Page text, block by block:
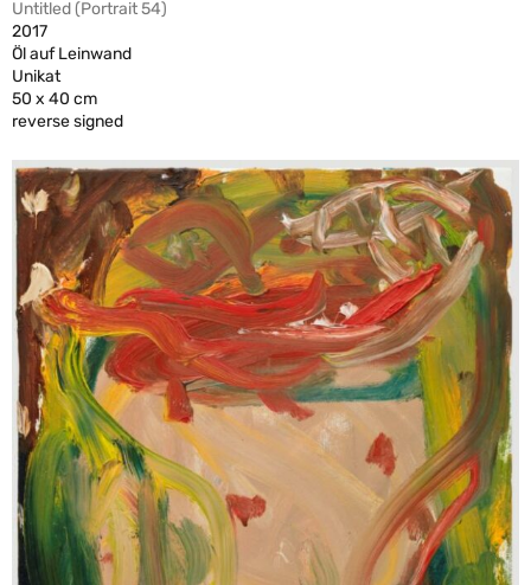
Untitled (Portrait 54)
2017
Öl auf Leinwand
Unikat
50 x 40 cm
reverse signed